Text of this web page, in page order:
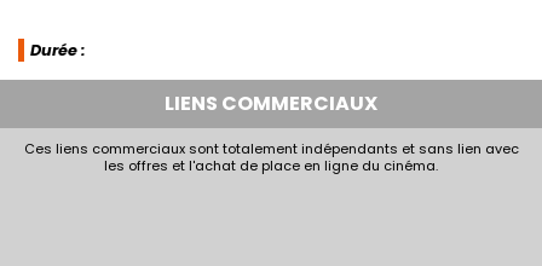
Durée :
LIENS COMMERCIAUX
Ces liens commerciaux sont totalement indépendants et sans lien avec
les offres et l'achat de place en ligne du cinéma.